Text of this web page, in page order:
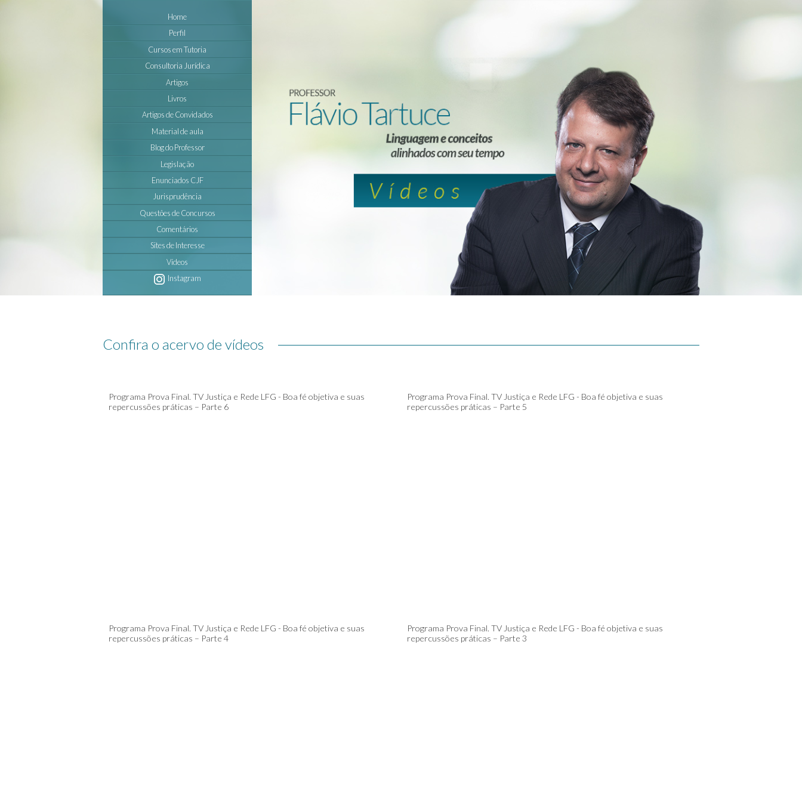
Home
Perfil
Cursos em Tutoria
Consultoria Jurídica
Artigos
Livros
Artigos de Convidados
Material de aula
Blog do Professor
Legislação
Enunciados CJF
Jurisprudência
Questôes de Concursos
Comentários
Sites de Interesse
Vídeos
Instagram
Confira o acervo de vídeos
Programa Prova Final. TV Justiça e Rede LFG - Boa fé objetiva e suas
repercussões práticas – Parte 6
Programa Prova Final. TV Justiça e Rede LFG - Boa fé objetiva e suas
repercussões práticas – Parte 5
Programa Prova Final. TV Justiça e Rede LFG - Boa fé objetiva e suas
repercussões práticas – Parte 4
Programa Prova Final. TV Justiça e Rede LFG - Boa fé objetiva e suas
repercussões práticas – Parte 3